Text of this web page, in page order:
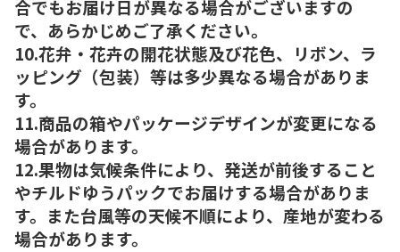
合でもお届け日が異なる場合がございますの
で、あらかじめご了承ください。
10.花弁・花卉の開花状態及び花色、リボン、ラ
ッピング（包装）等は多少異なる場合がありま
す。
11.商品の箱やパッケージデザインが変更になる
場合があります。
12.果物は気候条件により、発送が前後すること
やチルドゆうパックでお届けする場合がありま
す。また台風等の天候不順により、産地が変わる
場合があります。